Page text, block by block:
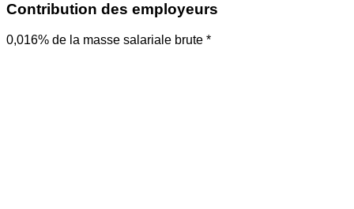
Contribution des employeurs
0,016% de la masse salariale brute *